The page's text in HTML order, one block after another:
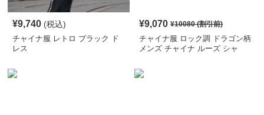
¥9,740 (税込)
チャイナ服 レトロ ブラック ド
レス
¥9,070 ¥10080(割引前)
チャイナ服 ロック調 ドラゴン柄
メンズ チャイナ ルーズ シャ